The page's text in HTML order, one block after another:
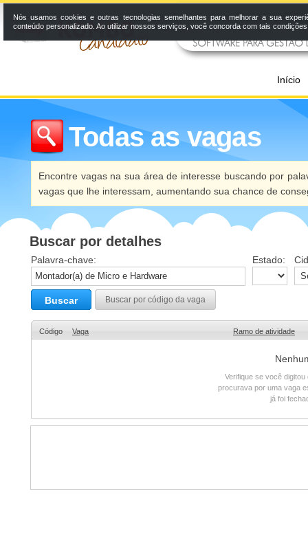
Início
Todas as vagas
Encontre vagas na sua área de interesse buscando por
vagas que lhe interessam, aumentando sua chance de
Buscar por detalhes
Palavra-chave: Estado:
Buscar Buscar por código da vaga
Código Vaga Ramo de atividade
Verifique se você
procurava por uma vaga
já foi
Nós usamos cookies e outras tecnologias semelhantes para melhorar a sua
conteúdo personalizado. Ao utilizar nossos serviços, você concorda com tais